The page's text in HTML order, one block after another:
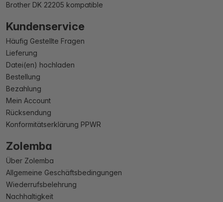
Brother DK 22205 kompatible
Kundenservice
Häufig Gestellte Fragen
Lieferung
Datei(en) hochladen
Bestellung
Bezahlung
Mein Account
Rücksendung
Konformitätserklärung PPWR
Zolemba
Über Zolemba
Allgemeine Geschäftsbedingungen
Wiederrufsbelehrung
Nachhaltigkeit